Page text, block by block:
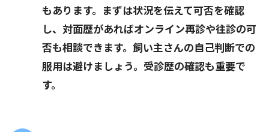
もあります。まずは状況を伝えて可否を確認
し、対面歴があればオンライン再診や往診の可
否も相談できます。飼い主さんの自己判断での
服用は避けましょう。受診歴の確認も重要で
す。